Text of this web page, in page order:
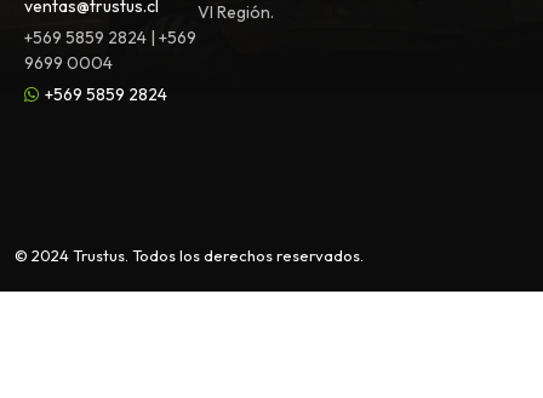
ventas@trustus.cl
+569 5859 2824 | +569
9699 0004
+569 5859 2824
VI Región.
© 2024 Trustus. Todos los derechos reservados.